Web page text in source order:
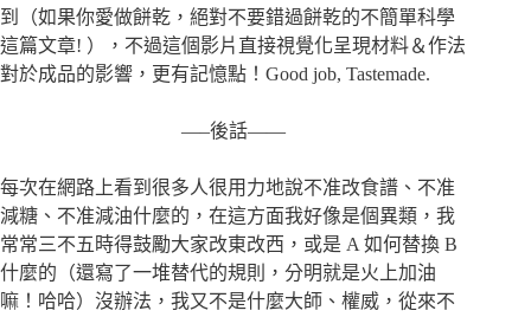
到（如果你愛做餅乾，絕對不要錯過餅乾的不簡單科學
這篇文章! ），不過這個影片直接視覺化呈現材料＆作法
對於成品的影響，更有記憶點！Good job, Tastemade.
—–後話——
每次在網路上看到很多人很用力地說不准改食譜、不准
減糖、不准減油什麼的，在這方面我好像是個異類，我
常常三不五時得鼓勵大家改東改西，或是 A 如何替換 B
什麼的（還寫了一堆替代的規則，分明就是火上加油
嘛！哈哈）沒辦法，我又不是什麼大師、權威，從來不